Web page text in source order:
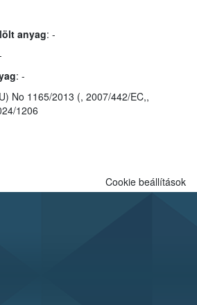
anyag: -
: -
No 1165/2013 (, 2007/442/EC,,
1206
Cookie beállítások